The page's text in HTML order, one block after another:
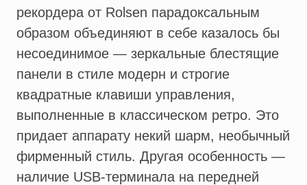
рекордера от Rolsen парадоксальным
образом объединяют в себе казалось бы
несоединимое — зеркальные блестящие
панели в стиле модерн и строгие
квадратные клавиши управления,
выполненные в классическом ретро. Это
придает аппарату некий шарм, необычный
фирменный стиль. Другая особенность —
наличие USB-терминала на передней